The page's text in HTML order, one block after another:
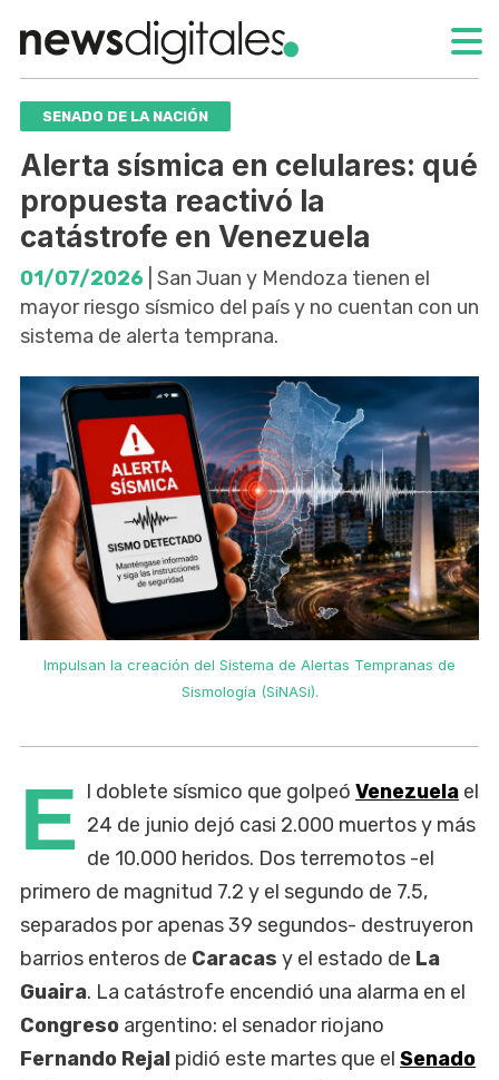
SENADO DE LA NACIÓN
Alerta sísmica en celulares: qué
propuesta reactivó la
catástrofe en Venezuela
01/07/2026 | San Juan y Mendoza tienen el
mayor riesgo sísmico del país y no cuentan con un
sistema de alerta temprana.
Impulsan la creación del Sistema de Alertas Tempranas de
Sismología (SiNASi).
E l doblete sísmico que golpeó Venezuela el
24 de junio dejó casi 2.000 muertos y más
de 10.000 heridos. Dos terremotos -el
primero de magnitud 7.2 y el segundo de 7.5,
separados por apenas 39 segundos- destruyeron
barrios enteros de Caracas y el estado de La
Guaira. La catástrofe encendió una alarma en el
Congreso argentino: el senador riojano
Fernando Rejal pidió este martes que el Senado